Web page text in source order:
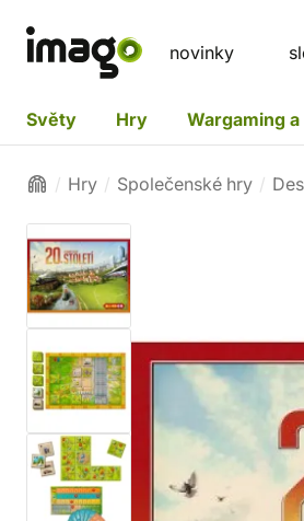
novinky
Světy Hry Wargaming
Hry Společenské hry